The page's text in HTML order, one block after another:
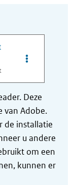
Opties van
Deze
van Adobe.
de installatie
u andere
om een
kunnen er